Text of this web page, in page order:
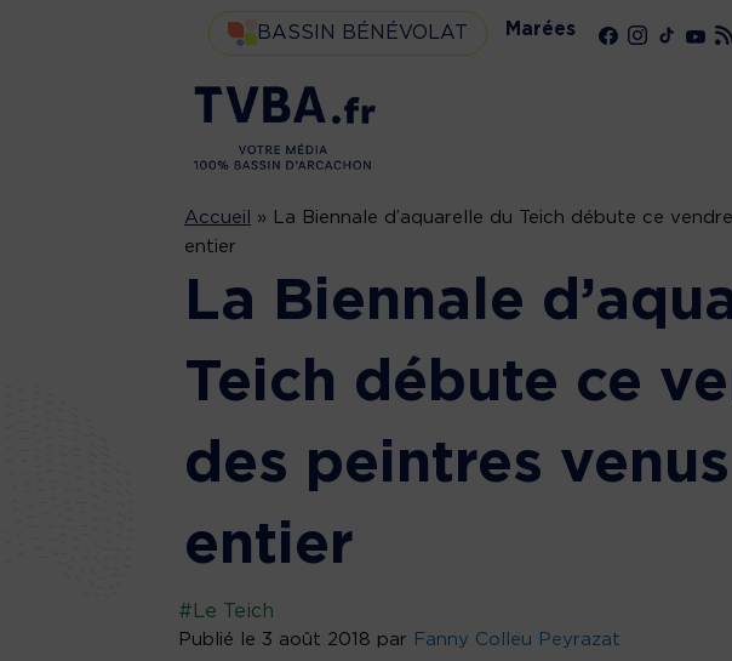
BASSIN BÉNÉVOLAT Marées
Accueil »
La Biennale d’aquarelle du Teich débute ce
entier
La Biennale
Teich débute ce
des peintres
entier
#Le Teich
Publié le 3 août 2018 par Fanny Colleu Peyrazat